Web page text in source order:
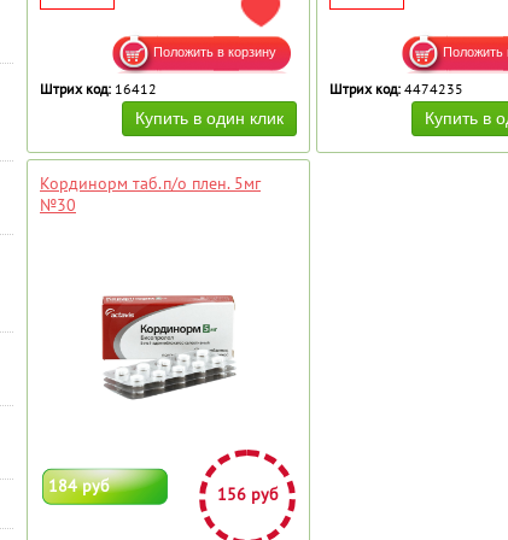
ДОБАВИТЬ В ИЗБРАННОЕ
Штрих код: 16412 Штрих код: 4474235
Кординорм таб.п/о плен. 5мг
№30
184 руб 156 руб